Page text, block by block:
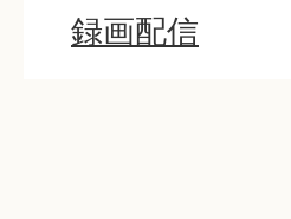
録画配信